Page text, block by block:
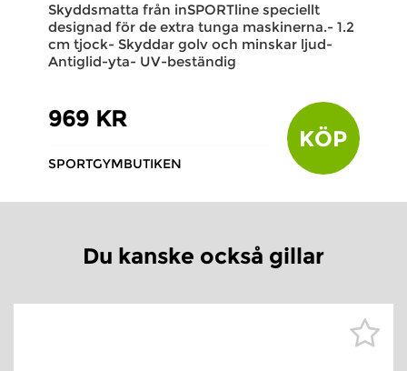
Skyddsmatta från inSPORTline speciellt
designad för de extra tunga maskinerna.- 1.2
cm tjock- Skyddar golv och minskar ljud-
Antiglid-yta- UV-beständig
969 KR
SPORTGYMBUTIKEN
KÖP
Du kanske också gillar